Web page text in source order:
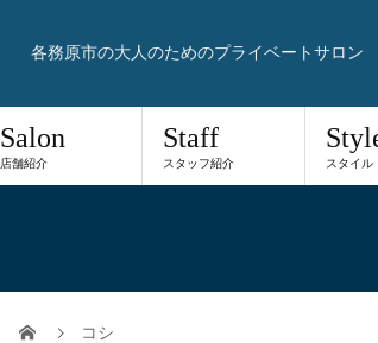
各務原市の大人のためのプライベートサロン
Salon
店舗紹介
Staff
スタッフ紹介 スタイル
コシ